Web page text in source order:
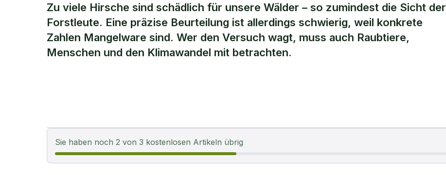
natur Plus BIOLOGIE
Wild gegen
Wald?
Zu viele Hirsche sind schädlich für unsere Wälder – so zumindest die Sicht der
Forstleute. Eine präzise Beurteilung ist allerdings schwierig, weil konkrete
Zahlen Mangelware sind. Wer den Versuch wagt, muss auch Raubtiere,
Menschen und den Klimawandel mit betrachten.
Sie haben noch 2 von 3 kostenlosen Artikeln übrig